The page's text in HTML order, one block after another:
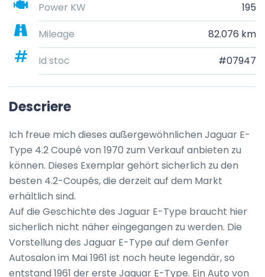
Power KW
195
Mileage
82.076 km
Id stoc
#07947
Descriere
Ich freue mich dieses außergewöhnlichen Jaguar E-
Type 4.2 Coupé von 1970 zum Verkauf anbieten zu
können. Dieses Exemplar gehört sicherlich zu den
besten 4.2-Coupés, die derzeit auf dem Markt
erhältlich sind.
Auf die Geschichte des Jaguar E-Type braucht hier
sicherlich nicht näher eingegangen zu werden. Die
Vorstellung des Jaguar E-Type auf dem Genfer
Autosalon im Mai 1961 ist noch heute legendär, so
entstand 1961 der erste Jaguar E-Type. Ein Auto von